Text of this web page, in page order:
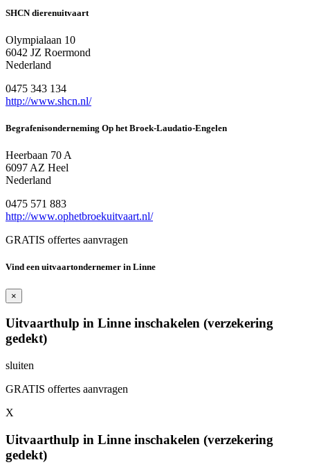
SHCN dierenuitvaart
Olympialaan 10
6042 JZ Roermond
Nederland
0475 343 134
http://www.shcn.nl/
Begrafenisonderneming Op het Broek-Laudatio-Engelen
Heerbaan 70 A
6097 AZ Heel
Nederland
0475 571 883
http://www.ophetbroekuitvaart.nl/
GRATIS offertes aanvragen
Vind een uitvaartondernemer in Linne
×
Uitvaarthulp in Linne inschakelen (verzekering
gedekt)
sluiten
GRATIS offertes aanvragen
X
Uitvaarthulp in Linne inschakelen (verzekering
gedekt)